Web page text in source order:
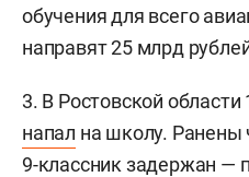
обучения для всего
направят 25 млрд
3. В Ростовской области
напал на школу. Ранены
9-классник задержан —